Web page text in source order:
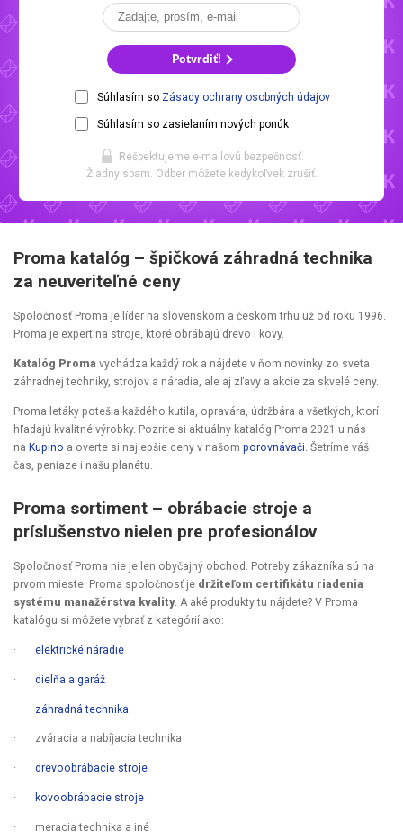
Potvrdiť!
Súhlasím so Zásady ochrany osobných údajov
Súhlasím so zasielaním nových ponúk
Rešpektujeme e-mailovú bezpečnosť.
Žiadny spam. Odber môžete kedykoľvek zrušiť.
Proma katalóg – špičková záhradná technika
za neuveriteľné ceny
Spoločnosť Proma je líder na slovenskom a českom trhu už od roku 1996.
Proma je expert na stroje, ktoré obrábajú drevo i kovy.
Katalóg Proma vychádza každý rok a nájdete v ňom novinky zo sveta
záhradnej techniky, strojov a náradia, ale aj zľavy a akcie za skvelé ceny.
Proma letáky potešia každého kutila, opravára, údržbára a všetkých, ktorí
hľadajú kvalitné výrobky. Pozrite si aktuálny katalóg Proma 2021 u nás
na Kupino a overte si najlepšie ceny v našom porovnávači . Šetríme váš
čas, peniaze i našu planétu.
Proma sortiment – obrábacie stroje a
príslušenstvo nielen pre profesionálov
Spoločnosť Proma nie je len obyčajný obchod. Potreby zákazníka sú na
prvom mieste. Proma spoločnosť je držiteľom certifikátu riadenia
systému manažérstva kvality. A aké produkty tu nájdete? V Proma
katalógu si môžete vybrať z kategórií ako:
· elektrické náradie
· dielňa a garáž
· záhradná technika
· zváracia a nabíjacia technika
· drevoobrábacie stroje
· kovoobrábacie stroje
· meracia technika a iné